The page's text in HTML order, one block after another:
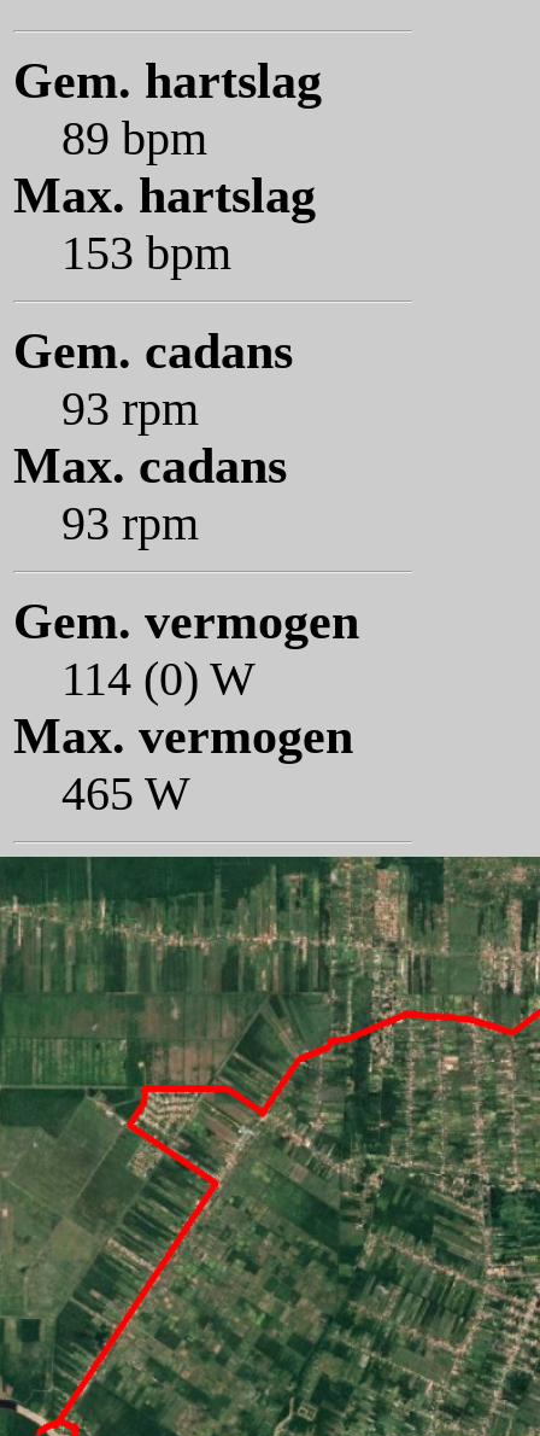
Gem. hartslag
89 bpm
Max. hartslag
153 bpm
Gem. cadans
93 rpm
Max. cadans
93 rpm
Gem. vermogen
114 (0) W
Max. vermogen
465 W